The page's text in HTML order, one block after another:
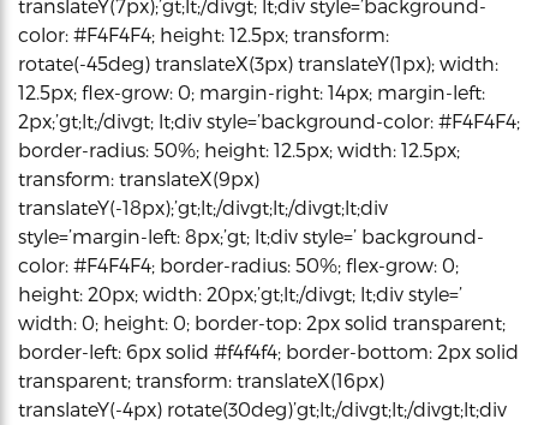
translateY(7px);’gt;lt;/divgt; lt;div style=’background-
color: #F4F4F4; height: 12.5px; transform:
rotate(-45deg) translateX(3px) translateY(1px); width:
12.5px; flex-grow: 0; margin-right: 14px; margin-left:
2px;’gt;lt;/divgt; lt;div style=’background-color: #F4F4F4;
border-radius: 50%; height: 12.5px; width: 12.5px;
transform: translateX(9px)
translateY(-18px);’gt;lt;/divgt;lt;/divgt;lt;div
style=’margin-left: 8px;’gt; lt;div style=’ background-
color: #F4F4F4; border-radius: 50%; flex-grow: 0;
height: 20px; width: 20px;’gt;lt;/divgt; lt;div style=’
width: 0; height: 0; border-top: 2px solid transparent;
border-left: 6px solid #f4f4f4; border-bottom: 2px solid
transparent; transform: translateX(16px)
translateY(-4px) rotate(30deg)’gt;lt;/divgt;lt;/divgt;lt;div